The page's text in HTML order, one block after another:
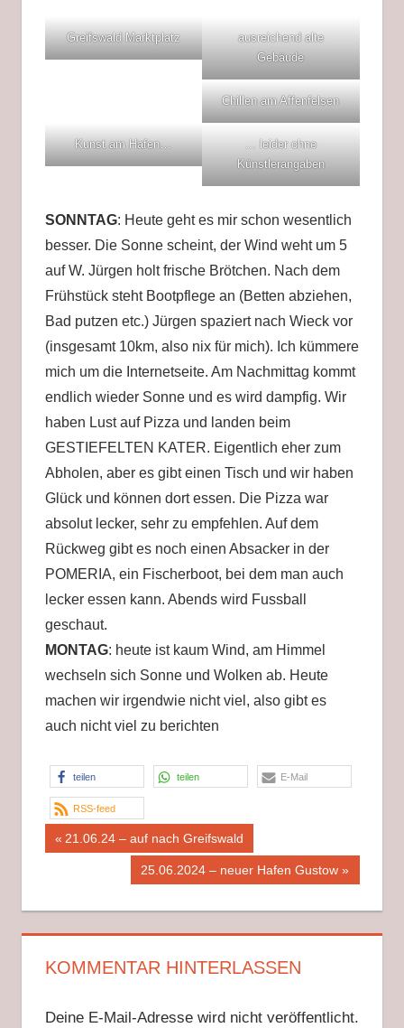
Greifswald Marktplatz
ausreichend alte
Gebäude
Chillen am Affenfelsen
Kunst am Hafen…
… leider ohne
Künstlerangaben
SONNTAG: Heute geht es mir schon wesentlich
besser. Die Sonne scheint, der Wind weht um 5
auf W. Jürgen holt frische Brötchen. Nach dem
Frühstück steht Bootpflege an (Betten abziehen,
Bad putzen etc.) Jürgen spaziert nach Wieck vor
(insgesamt 10km, also nix für mich). Ich kümmere
mich um die Internetseite. Am Nachmittag kommt
endlich wieder Sonne und es wird dampfig. Wir
haben Lust auf Pizza und landen beim
GESTIEFELTEN KATER. Eigentlich eher zum
Abholen, aber es gibt einen Tisch und wir haben
Glück und können dort essen. Die Pizza war
absolut lecker, sehr zu empfehlen. Auf dem
Rückweg gibt es noch einen Absacker in der
POMERIA, ein Fischerboot, bei dem man auch
lecker essen kann. Abends wird Fussball
geschaut.
MONTAG: heute ist kaum Wind, am Himmel
wechseln sich Sonne und Wolken ab. Heute
machen wir irgendwie nicht viel, also gibt es
auch nicht viel zu berichten
teilen teilen E-Mail
RSS-feed
Beitragsnavigation
Vorheriger
21.06.24 – auf nach Greifswald
Nächster
25.06.2024 – neuer Hafen Gustow
KOMMENTAR HINTERLASSEN
Deine E-Mail-Adresse wird nicht veröffentlicht.